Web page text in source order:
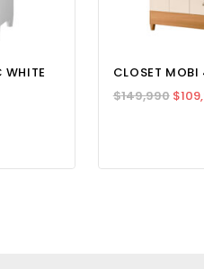
CLOSET MOBI
$149,990 $